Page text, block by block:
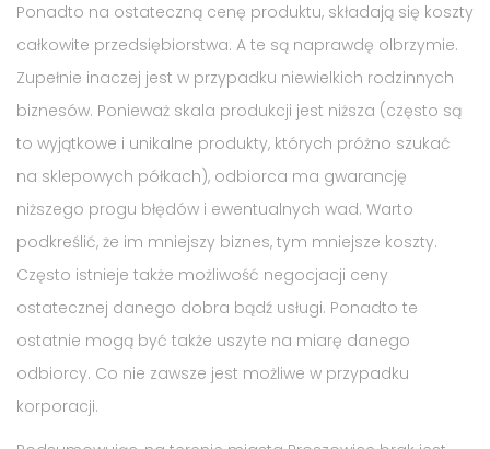
Ponadto na ostateczną cenę produktu, składają się koszty
całkowite przedsiębiorstwa. A te są naprawdę olbrzymie.
Zupełnie inaczej jest w przypadku niewielkich rodzinnych
biznesów. Ponieważ skala produkcji jest niższa (często są
to wyjątkowe i unikalne produkty, których próżno szukać
na sklepowych półkach), odbiorca ma gwarancję
niższego progu błędów i ewentualnych wad. Warto
podkreślić, że im mniejszy biznes, tym mniejsze koszty.
Często istnieje także możliwość negocjacji ceny
ostatecznej danego dobra bądź usługi. Ponadto te
ostatnie mogą być także uszyte na miarę danego
odbiorcy. Co nie zawsze jest możliwe w przypadku
korporacji.